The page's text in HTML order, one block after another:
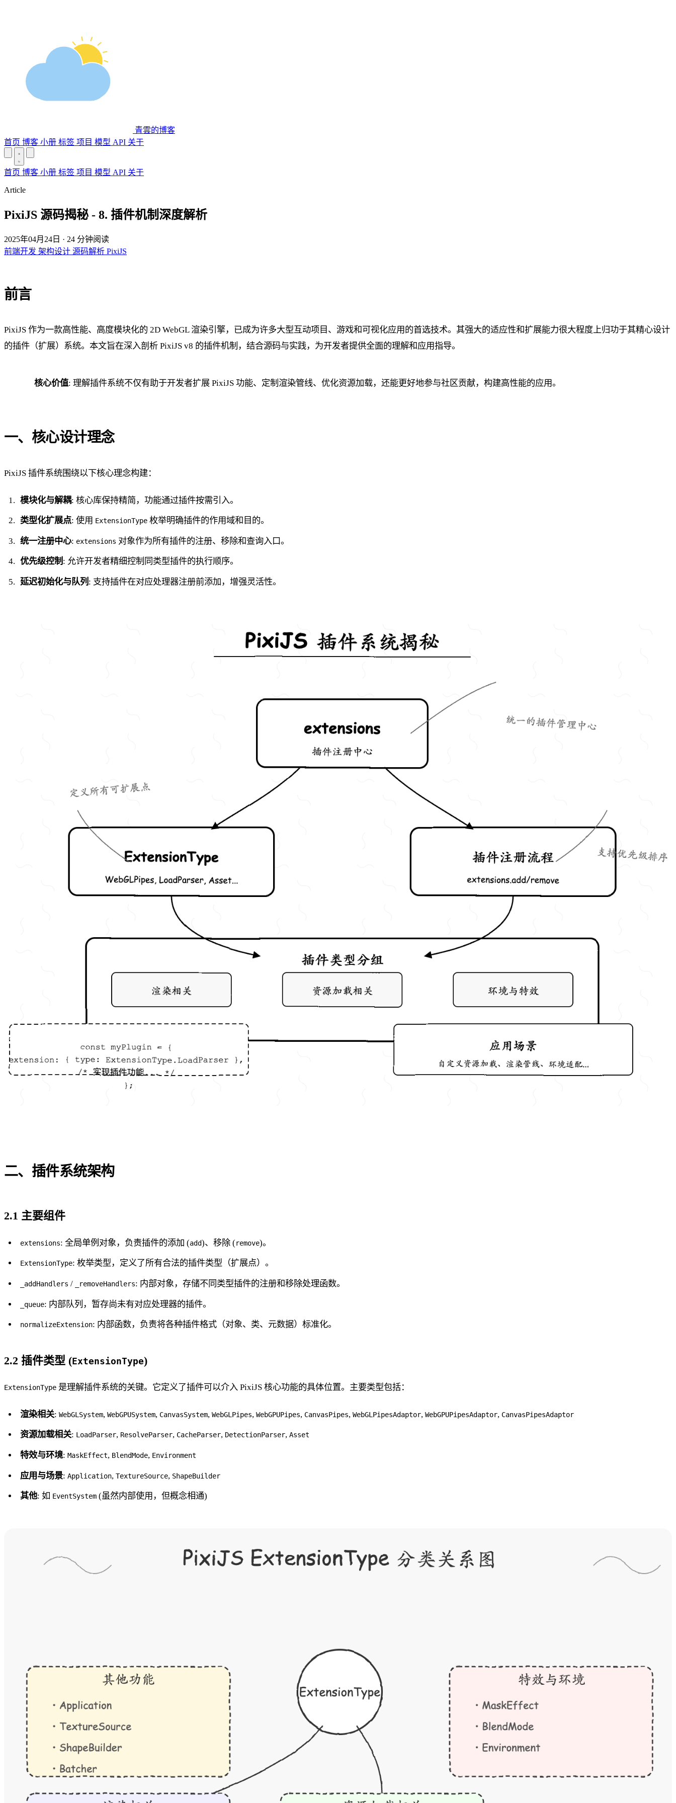
青雲的博客
首页 博客 小册 标签 项目 模型 API 关于
首页 博客 小册 标签 项目 模型 API 关于
Article
PixiJS 源码揭秘 - 8. 插件机制深度解析
2025年04月24日 · 24 分钟阅读
前端开发 架构设计 源码解析 PixiJS
前言
PixiJS 作为一款高性能、高度模块化的 2D WebGL 渲染引擎，已成为许多大型互动项目、游戏和可视化应用的首选技术。其强大的适应性和扩展能力很大程度上归功于其精心设计
的插件（扩展）系统。本文旨在深入剖析 PixiJS v8 的插件机制，结合源码与实践，为开发者提供全面的理解和应用指导。
核心价值: 理解插件系统不仅有助于开发者扩展 PixiJS 功能、定制渲染管线、优化资源加载，还能更好地参与社区贡献，构建高性能的应用。
一、核心设计理念
PixiJS 插件系统围绕以下核心理念构建：
模块化与解耦: 核心库保持精简，功能通过插件按需引入。
类型化扩展点: 使用 ExtensionType 枚举明确插件的作用域和目的。
统一注册中心: extensions 对象作为所有插件的注册、移除和查询入口。
优先级控制 : 允许开发者精细控制同类型插件的执行顺序。
延迟初始化与队列 : 支持插件在对应处理器注册前添加，增强灵活性。
二、插件系统架构
2.1 主要组件
extensions: 全局单例对象，负责插件的添加 (add)、移除 (remove)。
ExtensionType: 枚举类型，定义了所有合法的插件类型（扩展点）。
_addHandlers / _removeHandlers: 内部对象，存储不同类型插件的注册和移除处理函数。
_queue: 内部队列，暂存尚未有对应处理器的插件。
normalizeExtension: 内部函数，负责将各种插件格式（对象、类、元数据）标准化。
2.2 插件类型 (ExtensionType)
ExtensionType 是理解插件系统的关键。它定义了插件可以介入 PixiJS 核心功能的具体位置。主要类型包括：
渲染相关:WebGLSystem,WebGPUSystem, CanvasSystem,WebGLPipes,WebGPUPipes, CanvasPipes,WebGLPipesAdaptor,WebGPUPipesAdaptor, CanvasPipesAdaptor
资源加载相关: LoadParser, ResolveParser, CacheParser, DetectionParser,Asset
特效与环境:MaskEffect, BlendMode, Environment
应用与场景:Application,TextureSource, ShapeBuilder
其他: 如 EventSystem (虽然内部使用，但概念相通)